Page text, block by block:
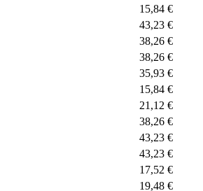
15,84 €
43,23 €
38,26 €
38,26 €
35,93 €
15,84 €
21,12 €
38,26 €
43,23 €
43,23 €
17,52 €
19,48 €